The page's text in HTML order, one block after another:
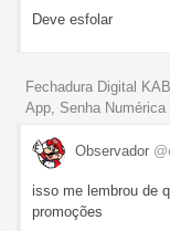
Deve esfolar
Fechadura Digital
App, Senha
Observador
isso me lembrou de
promoções